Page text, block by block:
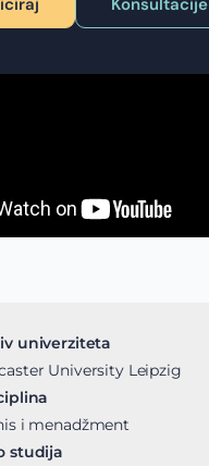
Konsultacije
univerziteta
University Leipzig
i menadžment
studija